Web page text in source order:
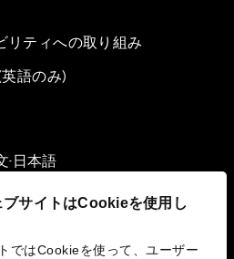
ブサイトはCookieを使用し
ではCookieを使って、ユーザー
リティへの取り組み
語のみ)
▪ 日本語